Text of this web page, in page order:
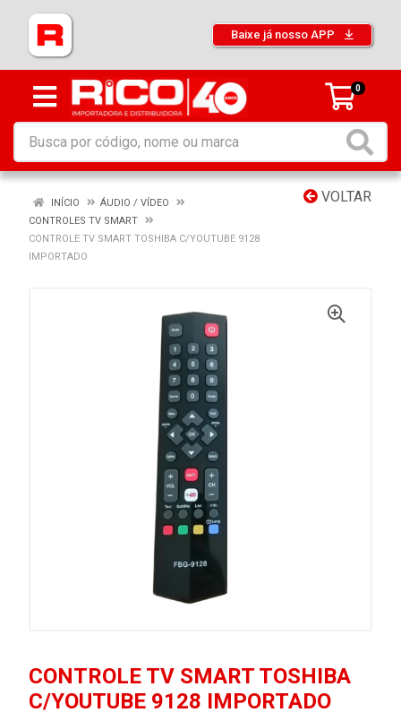
Baixe já nosso APP
0
VOLTAR
INÍCIO
ÁUDIO / VÍDEO
CONTROLES TV SMART
CONTROLE TV SMART TOSHIBA C/YOUTUBE 9128
IMPORTADO
CONTROLE TV SMART TOSHIBA
C/YOUTUBE 9128 IMPORTADO